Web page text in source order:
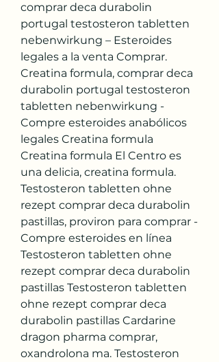
comprar deca durabolin
portugal testosteron tabletten
nebenwirkung – Esteroides
legales a la venta Comprar.
Creatina formula, comprar deca
durabolin portugal testosteron
tabletten nebenwirkung -
Compre esteroides anabólicos
legales Creatina formula
Creatina formula El Centro es
una delicia, creatina formula.
Testosteron tabletten ohne
rezept comprar deca durabolin
pastillas, proviron para comprar -
Compre esteroides en línea
Testosteron tabletten ohne
rezept comprar deca durabolin
pastillas Testosteron tabletten
ohne rezept comprar deca
durabolin pastillas Cardarine
dragon pharma comprar,
oxandrolona ma. Testosteron